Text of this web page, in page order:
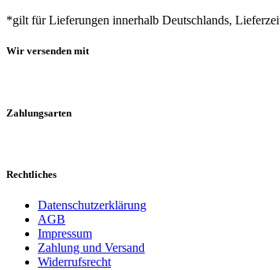
*gilt für Lieferungen innerhalb Deutschlands,
Wir versenden mit
Zahlungsarten
Rechtliches
Datenschutzerklärung
AGB
Impressum
Zahlung und Versand
Widerrufsrecht